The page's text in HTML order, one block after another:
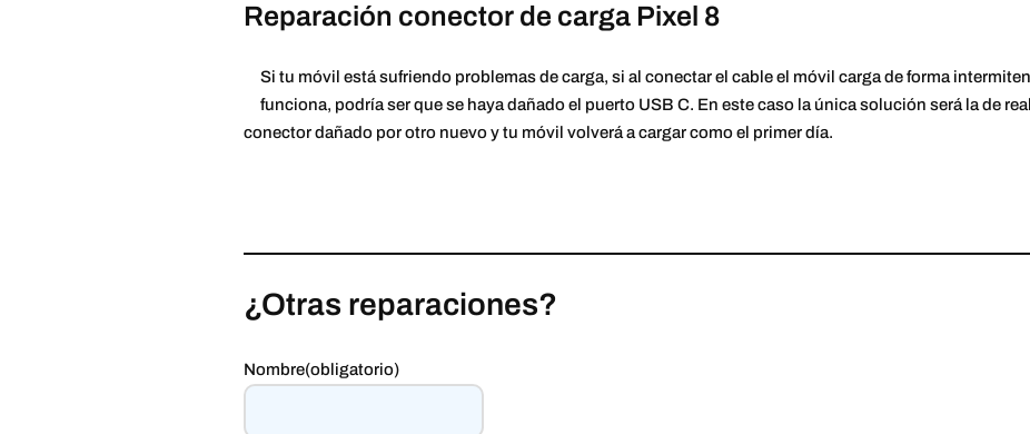
Reparación conector de carga Pixel 8
Si tu móvil está sufriendo problemas de carga, si al conectar el cable el móvil carga de forma
funciona, podría ser que se haya dañado el puerto USB C. En este caso la única solución será la de
conector dañado por otro nuevo y tu móvil volverá a cargar como el primer día.
¿Otras reparaciones?
Nombre(obligatorio)